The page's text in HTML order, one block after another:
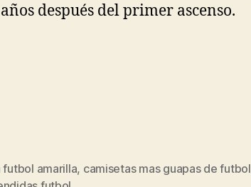
después del primer ascenso.
amarilla, camisetas mas guapas de futbol